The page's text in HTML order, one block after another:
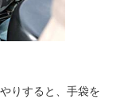
りすると、手袋を